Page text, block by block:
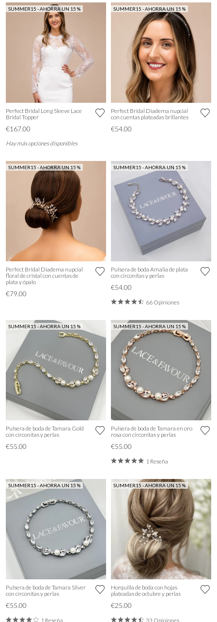
SUMMER15 - AHORRA UN 15 %
Perfect Bridal Long Sleeve Lace
Bridal Topper
€167.00
Hay más opciones disponibles
SUMMER15 - AHORRA UN 15 %
Perfect Bridal Diadema nupcial
con cuentas plateadas brillantes
€54.00
SUMMER15 - AHORRA UN 15 %
Perfect Bridal Diadema nupcial
floral de cristal con cuentas de
plata y ópalo
€79.00
SUMMER15 - AHORRA UN 15 %
Pulsera de boda Amalia de plata
con circonitas y perlas
€54.00
66 Opiniones
SUMMER15 - AHORRA UN 15 %
Pulsera de boda de Tamara Gold
con circonitas y perlas
€55.00
SUMMER15 - AHORRA UN 15 %
Pulsera de boda de Tamara en oro
rosa con circonitas y perlas
€55.00
1 Reseña
SUMMER15 - AHORRA UN 15 %
Pulsera de boda de Tamara Silver
con circonitas y perlas
€55.00
1 Reseña
SUMMER15 - AHORRA UN 15 %
Horquilla de boda con hojas
plateadas de octubre y perlas
€25.00
33 Opiniones